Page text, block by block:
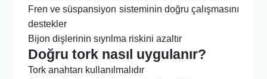
Fren ve süspansiyon sisteminin doğru çalışmasını
destekler
Bijon dişlerinin sıyrılma riskini azaltır
Doğru tork nasıl uygulanır?
Tork anahtarı kullanılmalıdır